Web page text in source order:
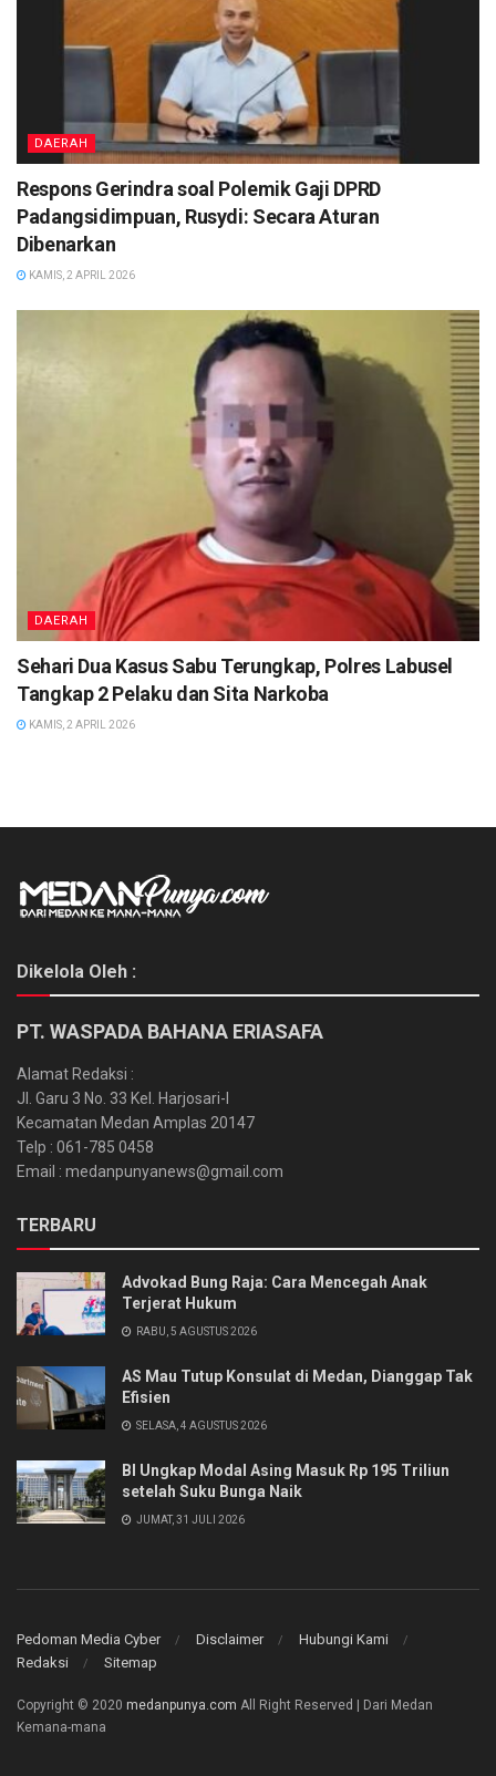
DAERAH
Respons Gerindra soal Polemik Gaji DPRD
Padangsidimpuan, Rusydi: Secara Aturan
Dibenarkan
KAMIS, 2 APRIL 2026
DAERAH
Sehari Dua Kasus Sabu Terungkap, Polres Labusel
Tangkap 2 Pelaku dan Sita Narkoba
KAMIS, 2 APRIL 2026
Dikelola Oleh :
PT. WASPADA BAHANA ERIASAFA
Alamat Redaksi :
Jl. Garu 3 No. 33 Kel. Harjosari-I
Kecamatan Medan Amplas 20147
Telp : 061-785 0458
Email : medanpunyanews@gmail.com
TERBARU
Advokad Bung Raja: Cara Mencegah Anak
Terjerat Hukum
RABU, 5 AGUSTUS 2026
AS Mau Tutup Konsulat di Medan, Dianggap Tak
Efisien
SELASA, 4 AGUSTUS 2026
BI Ungkap Modal Asing Masuk Rp 195 Triliun
setelah Suku Bunga Naik
JUMAT, 31 JULI 2026
Pedoman Media Cyber Disclaimer
Hubungi Kami
Redaksi
Sitemap
Copyright © 2020 medanpunya.com All Right Reserved | Dari Medan
Kemana-mana